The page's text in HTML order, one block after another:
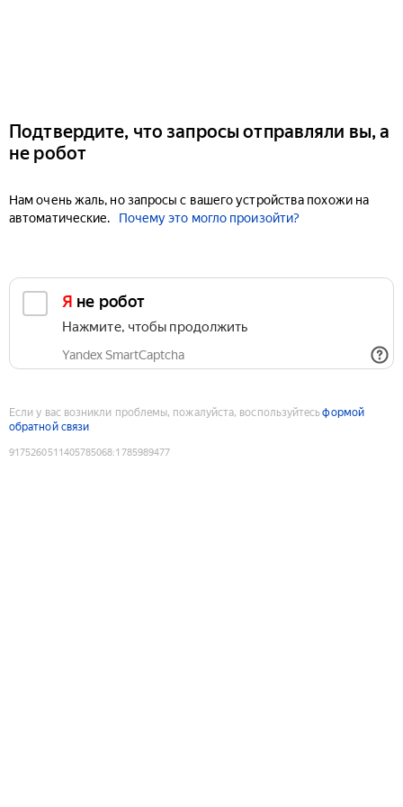
Подтвердите, что запросы отправляли вы, а
не робот
Нам очень жаль, но запросы с вашего устройства похожи на
автоматические.
Почему это могло произойти?
Я не робот
Нажмите, чтобы продолжить
Yandex SmartCaptcha
Если у вас возникли проблемы, пожалуйста, воспользуйтесьформой
обратной связи
9175260511405785068:1785989477